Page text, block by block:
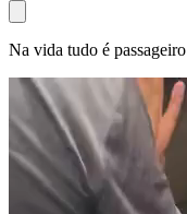
Na vida tudo é passageiro